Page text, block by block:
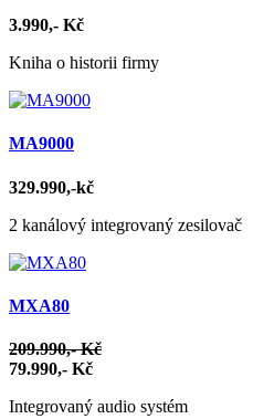
3.990,- Kč
Kniha o historii firmy
MA9000
329.990,-kč
2 kanálový integrovaný zesilovač
MXA80
209.990,- Kč
79.990,- Kč
Integrovaný audio systém